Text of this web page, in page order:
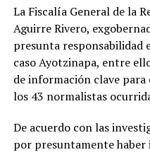
La Fiscalía General de la
Aguirre Rivero,
presunta responsabilidad
caso Ayotzinapa, entre
de información clave para
los 43 normalistas
De acuerdo con las
por presuntamente